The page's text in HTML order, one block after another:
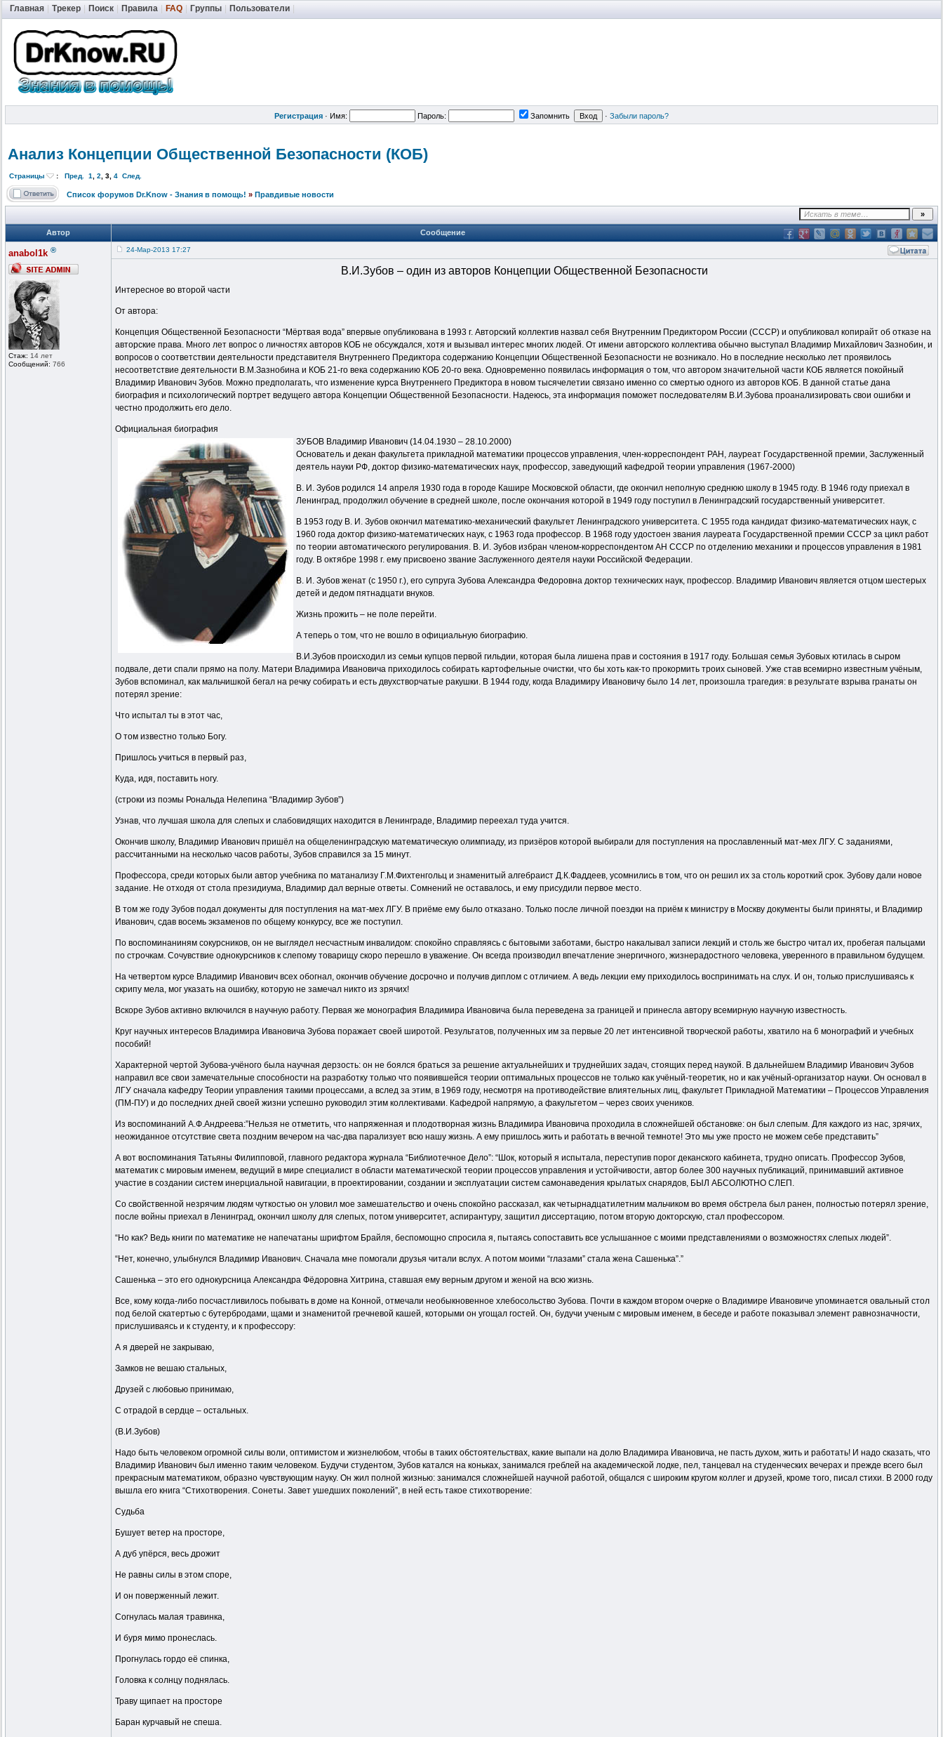
Главная Трекер Поиск Правила FAQ Группы Пользователи
Регистрация · Имя: Пароль: Запомнить · Забыли пароль?
Анализ Концепции Общественной Безопасности (КОБ)
Страницы : Пред. 1, 2, 3, 4 След.
Список форумов Dr.Know - Знания в помощь! » Правдивые новости
Автор Сообщение
anabol1k ®
Стаж: 14 лет
Сообщений: 766
24-Мар-2013 17:27
В.И.Зубов – один из авторов Концепции Общественной Безопасности
Интересное во второй части
От автора:
Концепция Общественной Безопасности “Мёртвая вода” впервые опубликована в 1993 г. Авторский коллектив назвал себя Внутренним Предиктором России (СССР) и опубликовал копирайт об отказе на
авторские права. Много лет вопрос о личностях авторов КОБ не обсуждался, хотя и вызывал интерес многих людей. От имени авторского коллектива обычно выступал Владимир Михайлович Зазнобин, и
вопросов о соответствии деятельности представителя Внутреннего Предиктора содержанию Концепции Общественной Безопасности не возникало. Но в последние несколько лет проявилось
несоответствие деятельности В.М.Зазнобина и КОБ 21-го века содержанию КОБ 20-го века. Одновременно появилась информация о том, что автором значительной части КОБ является покойный
Владимир Иванович Зубов. Можно предполагать, что изменение курса Внутреннего Предиктора в новом тысячелетии связано именно со смертью одного из авторов КОБ. В данной статье дана
биография и психологический портрет ведущего автора Концепции Общественной Безопасности. Надеюсь, эта информация поможет последователям В.И.Зубова проанализировать свои ошибки и
честно продолжить его дело.
Официальная биография
ЗУБОВ Владимир Иванович (14.04.1930 – 28.10.2000)
Основатель и декан факультета прикладной математики процессов управления, член-корреспондент РАН, лауреат Государственной премии, Заслуженный
деятель науки РФ, доктор физико-математических наук, профессор, заведующий кафедрой теории управления (1967-2000)
В. И. Зубов родился 14 апреля 1930 года в городе Кашире Московской области, где окончил неполную среднюю школу в 1945 году. В 1946 году приехал в
Ленинград, продолжил обучение в средней школе, после окончания которой в 1949 году поступил в Ленинградский государственный университет.
В 1953 году В. И. Зубов окончил математико-механический факультет Ленинградского университета. С 1955 года кандидат физико-математических наук, с
1960 года доктор физико-математических наук, с 1963 года профессор. В 1968 году удостоен звания лауреата Государственной премии СССР за цикл работ
по теории автоматического регулирования. В. И. Зубов избран членом-корреспондентом АН СССР по отделению механики и процессов управления в 1981
году. В октябре 1998 г. ему присвоено звание Заслуженного деятеля науки Российской Федерации.
В. И. Зубов женат (с 1950 г.), его супруга Зубова Александра Федоровна доктор технических наук, профессор. Владимир Иванович является отцом шестерых
детей и дедом пятнадцати внуков.
Жизнь прожить – не поле перейти.
А теперь о том, что не вошло в официальную биографию.
В.И.Зубов происходил из семьи купцов первой гильдии, которая была лишена прав и состояния в 1917 году. Большая семья Зубовых ютилась в сыром
подвале, дети спали прямо на полу. Матери Владимира Ивановича приходилось собирать картофельные очистки, что бы хоть как-то прокормить троих сыновей. Уже став всемирно известным учёным,
Зубов вспоминал, как мальчишкой бегал на речку собирать и есть двухстворчатые ракушки. В 1944 году, когда Владимиру Ивановичу было 14 лет, произошла трагедия: в результате взрыва гранаты он
потерял зрение:
Что испытал ты в этот час,
О том известно только Богу.
Пришлось учиться в первый раз,
Куда, идя, поставить ногу.
(строки из поэмы Рональда Нелепина “Владимир Зубов”)
Узнав, что лучшая школа для слепых и слабовидящих находится в Ленинграде, Владимир переехал туда учится.
Окончив школу, Владимир Иванович пришёл на общеленинградскую математическую олимпиаду, из призёров которой выбирали для поступления на прославленный мат-мех ЛГУ. С заданиями,
рассчитанными на несколько часов работы, Зубов справился за 15 минут.
Профессора, среди которых были автор учебника по матанализу Г.М.Фихтенгольц и знаменитый алгебраист Д.К.Фаддеев, усомнились в том, что он решил их за столь короткий срок. Зубову дали новое
задание. Не отходя от стола президиума, Владимир дал верные ответы. Сомнений не оставалось, и ему присудили первое место.
В том же году Зубов подал документы для поступления на мат-мех ЛГУ. В приёме ему было отказано. Только после личной поездки на приём к министру в Москву документы были приняты, и Владимир
Иванович, сдав восемь экзаменов по общему конкурсу, все же поступил.
По воспоминаниням сокурсников, он не выглядел несчастным инвалидом: спокойно справляясь с бытовыми заботами, быстро накалывал записи лекций и столь же быстро читал их, пробегая пальцами
по строчкам. Сочувствие однокурсников к слепому товарищу скоро перешло в уважение. Он всегда производил впечатление энергичного, жизнерадостного человека, уверенного в правильном будущем.
На четвертом курсе Владимир Иванович всех обогнал, окончив обучение досрочно и получив диплом с отличием. А ведь лекции ему приходилось воспринимать на слух. И он, только прислушиваясь к
скрипу мела, мог указать на ошибку, которую не замечал никто из зрячих!
Вскоре Зубов активно включился в научную работу. Первая же монография Владимира Ивановича была переведена за границей и принесла автору всемирную научную известность.
Круг научных интересов Владимира Ивановича Зубова поражает своей широтой. Результатов, полученных им за первые 20 лет интенсивной творческой работы, хватило на 6 монографий и учебных
пособий!
Характерной чертой Зубова-учёного была научная дерзость: он не боялся браться за решение актуальнейших и труднейших задач, стоящих перед наукой. В дальнейшем Владимир Иванович Зубов
направил все свои замечательные способности на разработку только что появившейся теории оптимальных процессов не только как учёный-теоретик, но и как учёный-организатор науки. Он основал в
ЛГУ сначала кафедру Теории управления такими процессами, а вслед за этим, в 1969 году, несмотря на противодействие влиятельных лиц, факультет Прикладной Математики – Процессов Управления
(ПМ-ПУ) и до последних дней своей жизни успешно руководил этим коллективами. Кафедрой напрямую, а факультетом – через своих учеников.
Из воспоминаний А.Ф.Андреева:”Нельзя не отметить, что напряженная и плодотворная жизнь Владимира Ивановича проходила в сложнейшей обстановке: он был слепым. Для каждого из нас, зрячих,
неожиданное отсутствие света поздним вечером на час-два парализует всю нашу жизнь. А ему пришлось жить и работать в вечной темноте! Это мы уже просто не можем себе представить”
А вот воспоминания Татьяны Филипповой, главного редактора журнала “Библиотечное Дело”: “Шок, который я испытала, переступив порог деканского кабинета, трудно описать. Профессор Зубов,
математик с мировым именем, ведущий в мире специалист в области математической теории процессов управления и устойчивости, автор более 300 научных публикаций, принимавший активное
участие в создании систем инерциальной навигации, в проектировании, создании и эксплуатации систем самонаведения крылатых снарядов, БЫЛ АБСОЛЮТНО СЛЕП.
Со свойственной незрячим людям чуткостью он уловил мое замешательство и очень спокойно рассказал, как четырнадцатилетним мальчиком во время обстрела был ранен, полностью потерял зрение,
после войны приехал в Ленинград, окончил школу для слепых, потом университет, аспирантуру, защитил диссертацию, потом вторую докторскую, стал профессором.
“Но как? Ведь книги по математике не напечатаны шрифтом Брайля, беспомощно спросила я, пытаясь сопоставить все услышанное с моими представлениями о возможностях слепых людей”.
“Нет, конечно, улыбнулся Владимир Иванович. Сначала мне помогали друзья читали вслух. А потом моими “глазами” стала жена Сашенька”.”
Сашенька – это его однокурсница Александра Фёдоровна Хитрина, ставшая ему верным другом и женой на всю жизнь.
Все, кому когда-либо посчастливилось побывать в доме на Конной, отмечали необыкновенное хлебосольство Зубова. Почти в каждом втором очерке о Владимире Ивановиче упоминается овальный стол
под белой скатертью с бутербродами, щами и знаменитой гречневой кашей, которыми он угощал гостей. Он, будучи ученым с мировым именем, в беседе и работе показывал элемент равнозначности,
прислушиваясь и к студенту, и к профессору:
А я дверей не закрываю,
Замков не вешаю стальных,
Друзей с любовью принимаю,
С отрадой в сердце – остальных.
(В.И.Зубов)
Надо быть человеком огромной силы воли, оптимистом и жизнелюбом, чтобы в таких обстоятельствах, какие выпали на долю Владимира Ивановича, не пасть духом, жить и работать! И надо сказать, что
Владимир Иванович был именно таким человеком. Будучи студентом, Зубов катался на коньках, занимался греблей на академической лодке, пел, танцевал на студенческих вечерах и прежде всего был
прекрасным математиком, образно чувствующим науку. Он жил полной жизнью: занимался сложнейшей научной работой, общался с широким кругом коллег и друзей, кроме того, писал стихи. В 2000 году
вышла его книга “Стихотворения. Сонеты. Завет ушедших поколений”, в ней есть такое стихотворение:
Судьба
Бушует ветер на просторе,
А дуб упёрся, весь дрожит
Не равны силы в этом споре,
И он поверженный лежит.
Согнулась малая травинка,
И буря мимо пронеслась.
Прогнулась гордо её спинка,
Головка к солнцу поднялась.
Траву щипает на просторе
Баран курчавый не спеша.